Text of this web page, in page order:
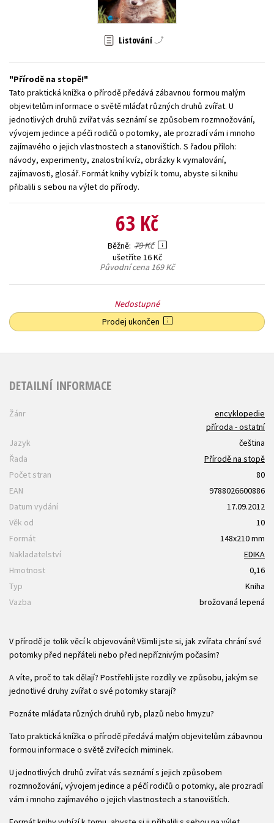
Zahraniční literatura
Všechny tituly
Listování
Přírodě na stopě!
Tato praktická knížka o přírodě předává zábavnou formou malým
objevitelům informace o světě mláďat různých druhů zvířat. U
jednotlivých druhů zvířat vás seznámí se způsobem rozmnožování,
vývojem jedince a péči rodičů o potomky, ale prozradí vám i mnoho
zajímavého o jejich vlastnostech a stanovištích. S řadou příloh:
návody, experimenty, znalostní kvíz, obrázky k vymalování,
zajímavosti, glosář. Formát knihy vybízí k tomu, abyste si knihu
přibalili s sebou na výlet do přírody.
63 Kč
Běžně 79 Kč
ušetříte 16 Kč
Původní cena169 Kč
Nedostupné
Prodej ukončen
DETAILNÍ INFORMACE
Žánr
encyklopedie
příroda - ostatní
Jazyk
čeština
Řada
Přírodě na stopě
Počet stran
80
EAN
9788026600886
Datum vydání
17.09.2012
Věk od
10
Formát
148x210 mm
Nakladatelství
EDIKA
Hmotnost
0,16
Typ
Kniha
Vazba
brožovaná lepená
V přírodě je tolik věcí k objevování! Všimli jste si, jak zvířata chrání své
potomky před nepřáteli nebo před nepříznivým počasím?
A víte, proč to tak dělají? Postřehli jste rozdíly ve způsobu, jakým se
jednotlivé druhy zvířat o své potomky starají?
Poznáte mláďata různých druhů ryb, plazů nebo hmyzu?
Tato praktická knížka o přírodě předává malým objevitelům zábavnou
formou informace o světě zvířecích miminek.
U jednotlivých druhů zvířat vás seznámí s jejich způsobem
rozmnožování, vývojem jedince a péčí rodičů o potomky, ale prozradí
vám i mnoho zajímavého o jejich vlastnostech a stanovištích.